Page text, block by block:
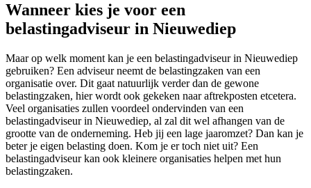
Wanneer kies je voor een
belastingadviseur in Nieuwediep
Maar op welk moment kan je een belastingadviseur in Nieuwediep
gebruiken? Een adviseur neemt de belastingzaken van een
organisatie over. Dit gaat natuurlijk verder dan de gewone
belastingzaken, hier wordt ook gekeken naar aftrekposten etcetera.
Veel organisaties zullen voordeel ondervinden van een
belastingadviseur in Nieuwediep, al zal dit wel afhangen van de
grootte van de onderneming. Heb jij een lage jaaromzet? Dan kan je
beter je eigen belasting doen. Kom je er toch niet uit? Een
belastingadviseur kan ook kleinere organisaties helpen met hun
belastingzaken.